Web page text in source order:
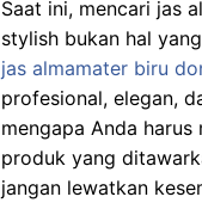
Saat ini, mencari jas
stylish bukan hal
jas almamater biru
profesional, elegan,
mengapa Anda
produk yang
jangan lewatkan